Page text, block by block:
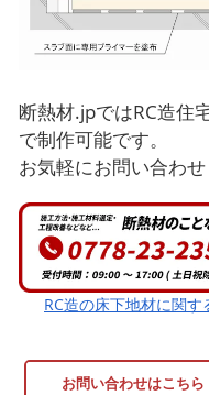
断熱材.jpではRC造住
で制作可能です。
お気軽にお問い合わせ
RC造の床下地材に関
お問い合わせはこちら